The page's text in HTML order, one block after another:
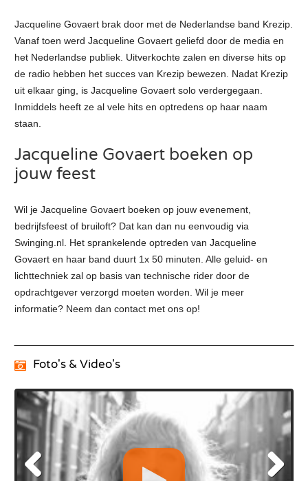
Jacqueline Govaert brak door met de Nederlandse band Krezip.
Vanaf toen werd Jacqueline Govaert geliefd door de media en
het Nederlandse publiek. Uitverkochte zalen en diverse hits op
de radio hebben het succes van Krezip bewezen. Nadat Krezip
uit elkaar ging, is Jacqueline Govaert solo verdergegaan.
Inmiddels heeft ze al vele hits en optredens op haar naam
staan.
Jacqueline Govaert boeken op
jouw feest
Wil je Jacqueline Govaert boeken op jouw evenement,
bedrijfsfeest of bruiloft? Dat kan dan nu eenvoudig via
Swinging.nl. Het sprankelende optreden van Jacqueline
Govaert en haar band duurt 1x 50 minuten. Alle geluid- en
lichttechniek zal op basis van technische rider door de
opdrachtgever verzorgd moeten worden. Wil je meer
informatie? Neem dan contact met ons op!
Foto's & Video's